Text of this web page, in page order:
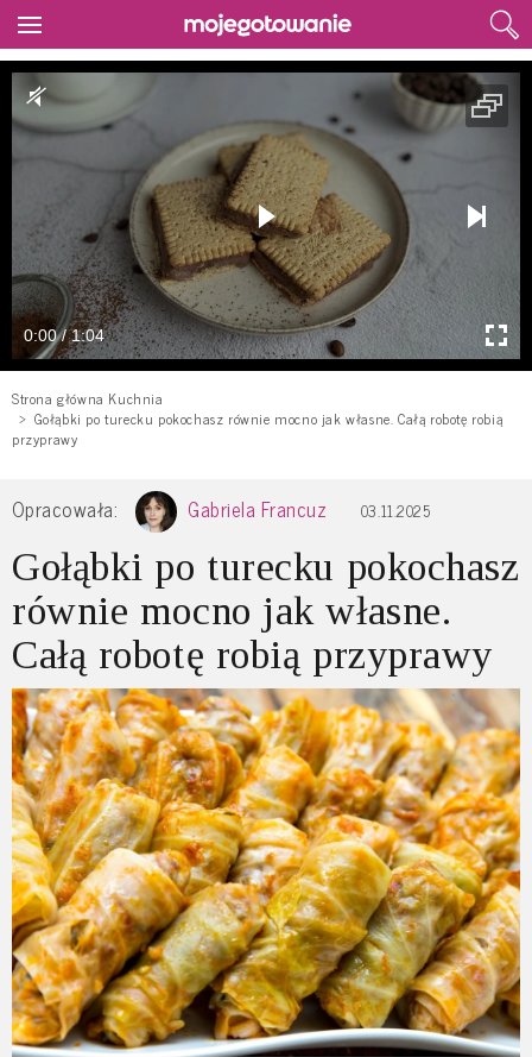
0:00 / 1:04
Strona główna Kuchnia
Gołąbki po turecku pokochasz równie mocno jak własne. Całą robotę robią
przyprawy
Opracowała: Gabriela Francuz 03.11.2025
Gołąbki po turecku pokochasz
równie mocno jak własne.
Całą robotę robią przyprawy